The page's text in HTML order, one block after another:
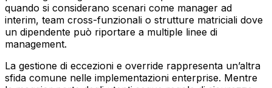
quando si considerano scenari come manager ad
interim, team cross-funzionali o strutture matriciali dove
un dipendente può riportare a multiple linee di
management.
La gestione di eccezioni e override rappresenta un’altra
sfida comune nelle implementazioni enterprise. Mentre